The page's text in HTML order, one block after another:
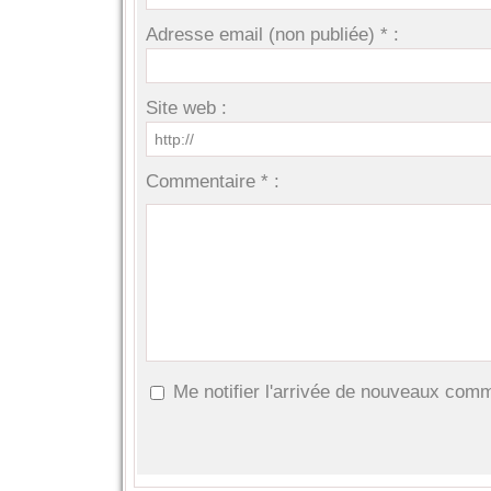
Adresse email (non publiée) * :
Site web :
Commentaire * :
Me notifier l'arrivée de nouveaux